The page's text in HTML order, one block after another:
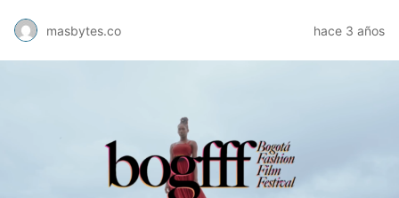
masbytes.co hace 3 años